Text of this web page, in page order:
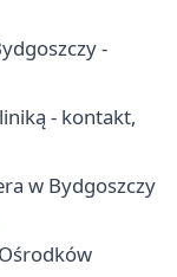
-
- kontakt,
w Bydgoszczy